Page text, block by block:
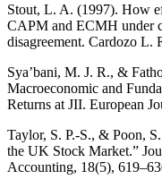
Stout, L. A. (1997). How
CAPM and ECMH under
disagreement. Cardozo L.
Sya’bani, M. J. R., &
Macroeconomic and
Returns at JII. European
Taylor, S. P.-S., & Poon,
the UK Stock Market.”
Accounting, 18(5),